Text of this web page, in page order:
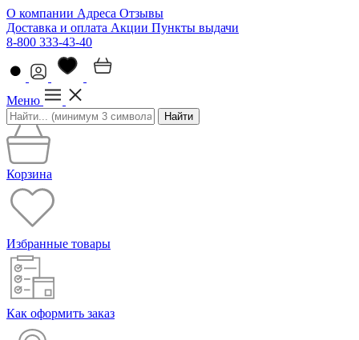
О компании Адреса Отзывы
Доставка и оплата Акции Пункты выдачи
8-800 333-43-40
Меню
Найти
Корзина
Избранные товары
Как оформить заказ